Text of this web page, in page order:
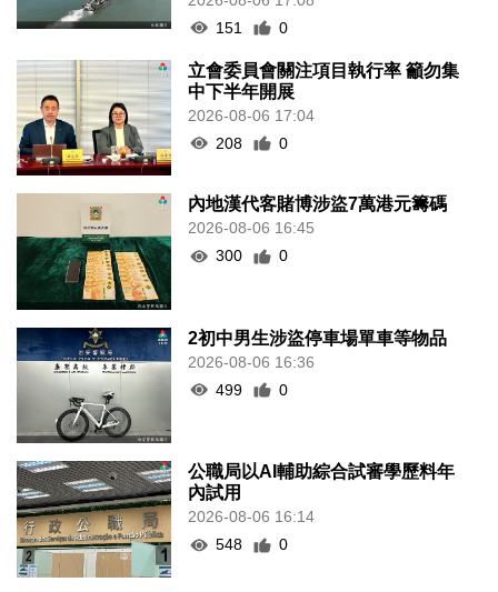
151
0
立會委員會關注項目執行率 籲勿集
中下半年開展
2026-08-06 17:04
208
0
內地漢代客賭博涉盜7萬港元籌碼
2026-08-06 16:45
300
0
2初中男生涉盜停車場單車等物品
2026-08-06 16:36
499
0
公職局以AI輔助綜合試審學歷料年
內試用
2026-08-06 16:14
548
0